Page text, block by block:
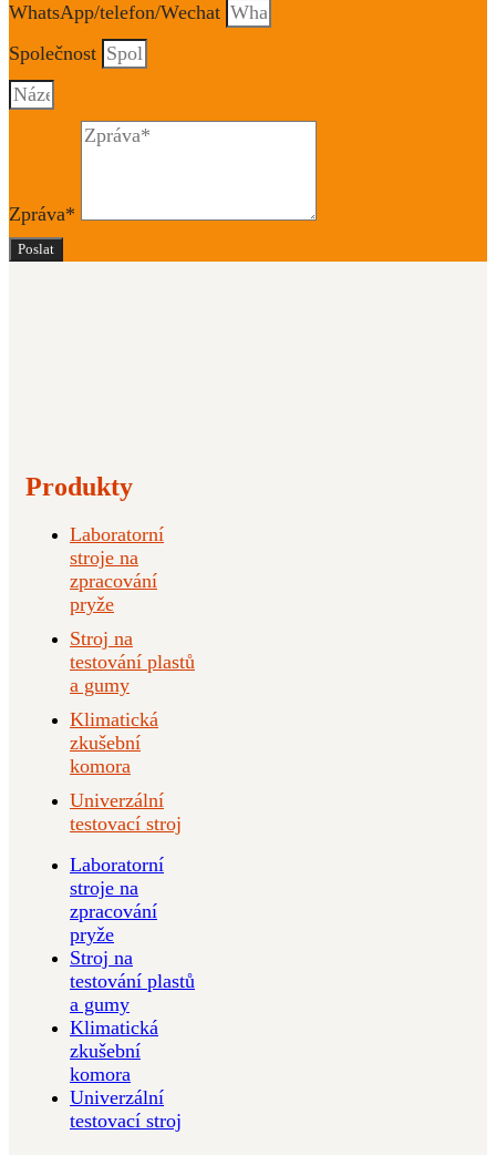
WhatsApp/telefon/Wechat
Společnost
Zpráva*
Poslat
Produkty
Laboratorní
stroje na
zpracování
pryže
Stroj na
testování plastů
a gumy
Klimatická
zkušební
komora
Univerzální
testovací stroj
Laboratorní
stroje na
zpracování
pryže
Stroj na
testování plastů
a gumy
Klimatická
zkušební
komora
Univerzální
testovací stroj